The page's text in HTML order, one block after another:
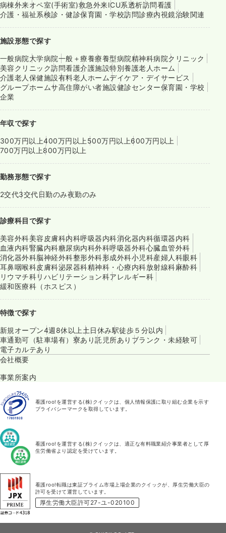
病棟外来オペ室(手術室)救急外来ICU系透析訪問看護
介護・福祉系検診・健診保育園・学校訪問診療内視鏡治験関連
施設形態で探す
一般病院大学病院一般＋療養療養型病院精神科病院クリニック
美容クリニック訪問看護介護施設特別養護老人ホーム
介護老人保健施設有料老人ホームデイケア・デイサービス
グループホームサ高住障がい者施設健診センター保育園・学校
企業
年収で探す
300万円以上400万円以上 500万円以上600万円以上
700万円以上800万円以上
勤務形態で探す
2交代3交代日勤のみ夜勤のみ
診療科目で探す
美容外科美容皮膚科内科呼吸器内科消化器内科循環器内科
血液内科腎臓内科糖尿病内科外科呼吸器外科心臓血管外科
消化器外科脳神経外科整形外科形成外科小児科産婦人科眼科
耳鼻咽喉科皮膚科泌尿器科精神科・心療内科放射線科麻酔科
リウマチ科リハビリテーション科アレルギー科
緩和医療科（ホスピス）
特徴で探す
新規オープン4週8休以上 土日休み駅徒歩５分以内
車通勤可（駐車場有） 寮あり託児所あり ブランク・未経験可
電子カルテあり
会社概要
事業所案内
看護roo!を運営する(株)クイックは、個人情報保護に取り組む企業を示す
プライバシーマークを取得しています。
看護roo!を運営する(株)クイックは、適正な有料職業紹介事業者として厚
生労働省より認定を受けています。
看護roo!転職は東証プライム市場上場企業のクイックが、厚生労働大臣の
許可を受けて運営しています。
厚生労働大臣許可27-ユ-020100